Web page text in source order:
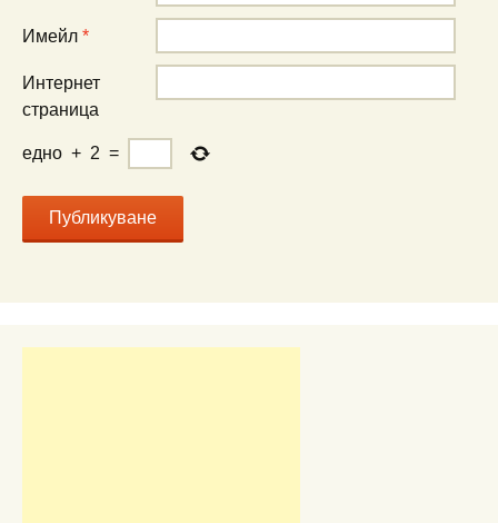
Имейл *
Интернет
страница
едно + 2 =